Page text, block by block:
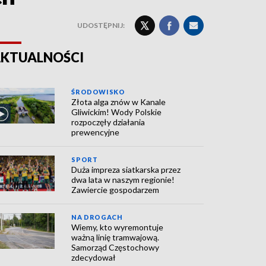
UDOSTĘPNIJ:
ŚRODOWISKO
Złota alga znów w Kanale
Gliwickim! Wody Polskie
rozpoczęły działania
prewencyjne
SPORT
Duża impreza siatkarska przez
dwa lata w naszym regionie!
Zawiercie gospodarzem
NA DROGACH
Wiemy, kto wyremontuje
ważną linię tramwajową.
Samorząd Częstochowy
zdecydował